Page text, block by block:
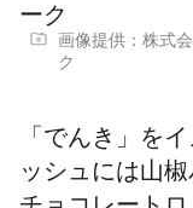
画像提供：株式
ク
「でんき」を
ッシュには山